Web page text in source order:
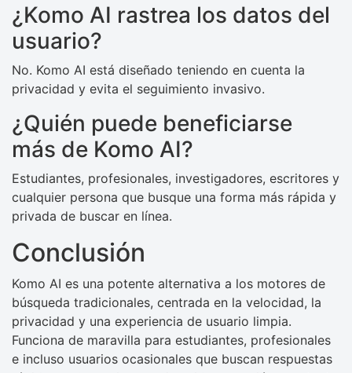
¿Komo AI rastrea los datos del
usuario?
No. Komo AI está diseñado teniendo en cuenta la
privacidad y evita el seguimiento invasivo.
¿Quién puede beneficiarse
más de Komo AI?
Estudiantes, profesionales, investigadores, escritores y
cualquier persona que busque una forma más rápida y
privada de buscar en línea.
Conclusión
Komo AI es una potente alternativa a los motores de
búsqueda tradicionales, centrada en la velocidad, la
privacidad y una experiencia de usuario limpia.
Funciona de maravilla para estudiantes, profesionales
e incluso usuarios ocasionales que buscan respuestas